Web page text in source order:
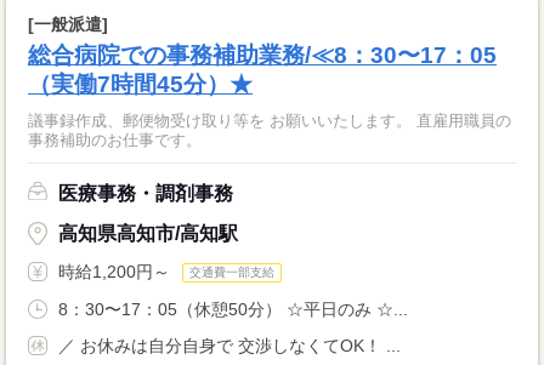
[一般派遣]
総合病院での事務補助業務/≪8：30〜17：05
（実働7時間45分）★
議事録作成、郵便物受け取り等を お願いいたします。 直雇用職員の
事務補助のお仕事です。
医療事務・調剤事務
高知県高知市/高知駅
時給1,200円～ 交通費一部支給
8：30〜17：05（休憩50分） ☆平日のみ ☆...
／ お休みは自分自身で 交渉しなくてOK！ ...